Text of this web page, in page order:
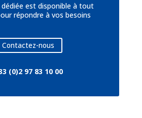
dédiée est disponible à tout
répondre à vos besoins
Contactez-nous
(0)2 97 83 10 00